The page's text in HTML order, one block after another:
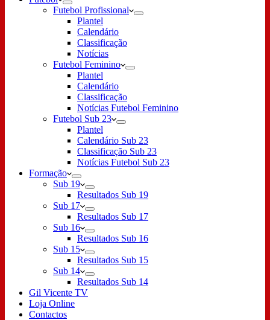
Futebol Profissional
Plantel
Calendário
Classificação
Notícias
Futebol Feminino
Plantel
Calendário
Classificação
Notícias Futebol Feminino
Futebol Sub 23
Plantel
Calendário Sub 23
Classificação Sub 23
Notícias Futebol Sub 23
Formação
Sub 19
Resultados Sub 19
Sub 17
Resultados Sub 17
Sub 16
Resultados Sub 16
Sub 15
Resultados Sub 15
Sub 14
Resultados Sub 14
Gil Vicente TV
Loja Online
Contactos